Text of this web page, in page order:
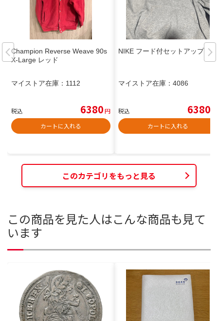
Champion Reverse Weave 90s
X-Large レッド
マイストア在庫： 1112
税込 6380円
カートに入れる
NIKE フード付セットアップ
マイストア在庫： 4086
税込 6380
カートに入れる
このカテゴリをもっと見る
この商品を見た人はこんな商品も見て
います